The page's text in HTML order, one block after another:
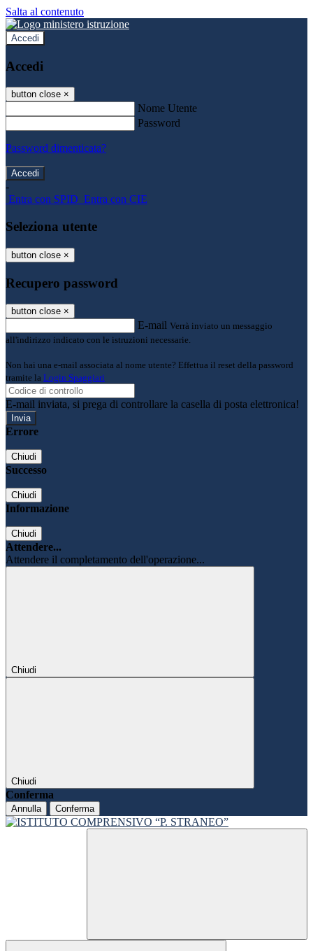
Salta al contenuto
Accedi
Accedi
button close ×
Nome Utente
Password
Password dimenticata?
-
Entra con SPID Entra con CIE
Seleziona utente
button close ×
Recupero password
button close ×
E-mail Verrà inviato un messaggio
all'indirizzo indicato con le istruzioni necessarie.
Non hai una e-mail associata al nome utente? Effettua il reset della password
tramite la Login Spaggiari
E-mail inviata, si prega di controllare la casella di posta elettronica!
Errore
Chiudi
Successo
Chiudi
Informazione
Chiudi
Attendere...
Attendere il completamento dell'operazione...
Chiudi
Chiudi
Conferma
Annulla Conferma